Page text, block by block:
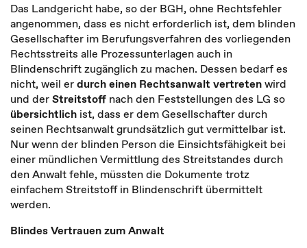
Das Landgericht habe, so der BGH, ohne Rechtsfehler
angenommen, dass es nicht erforderlich ist, dem blinden
Gesellschafter im Berufungsverfahren des vorliegenden
Rechtsstreits alle Prozessunterlagen auch in
Blindenschrift zugänglich zu machen. Dessen bedarf es
nicht, weil erdurch einen Rechtsanwalt vertretenwird
und derStreitstoff nach den Feststellungen des LG so
übersichtlich ist, dass er dem Gesellschafter durch
seinen Rechtsanwalt grundsätzlich gut vermittelbar ist.
Nur wenn der blinden Person die Einsichtsfähigkeit bei
einer mündlichen Vermittlung des Streitstandes durch
den Anwalt fehle, müssten die Dokumente trotz
einfachem Streitstoff in Blindenschrift übermittelt
werden.
Blindes Vertrauen zum Anwalt